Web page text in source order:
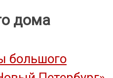
дома
большого